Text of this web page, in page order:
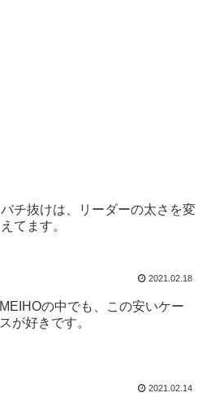
バチ抜けは、リーダーの太さを変
えてます。
2021.02.18
MEIHOの中でも、この安いケー
スが好きです。
2021.02.14